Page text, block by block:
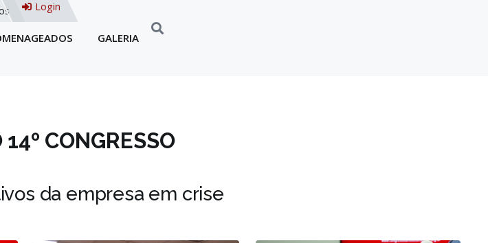
Login
GALERIA
14º CONGRESSO
da empresa em crise